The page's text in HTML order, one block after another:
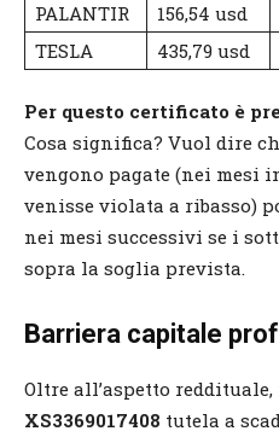
PALANTIR
156,54 usd
TESLA
435,79 usd
Per questo certificato è
Cosa significa? Vuol dire
vengono pagate (nei mesi
venisse violata a ribasso)
nei mesi successivi se i
sopra la soglia prevista.
Barriera capitale
Oltre all’aspetto
XS3369017408 tutela a